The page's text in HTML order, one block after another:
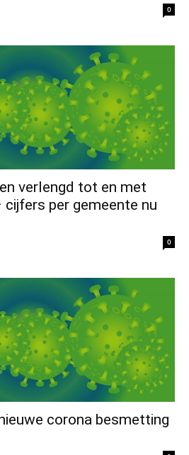
0
verlengd tot en met
per gemeente nu
0
corona besmetting